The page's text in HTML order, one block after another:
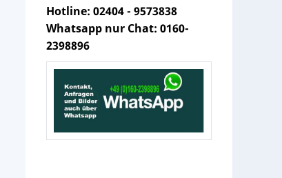
Hotline: 02404 - 9573838
Whatsapp nur Chat: 0160-
2398896